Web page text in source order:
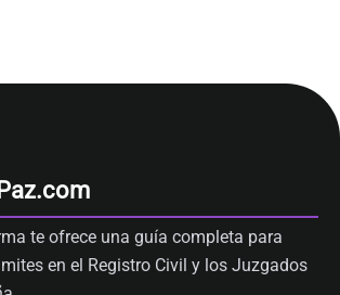
te ofrece una guía completa para
en el Registro Civil y los Juzgados